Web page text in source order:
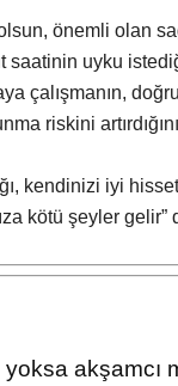
önemli olan
saatinin uyku
çalışmanın,
riskini
kendinizi iyi
kötü şeyler gelir”
akşamcı